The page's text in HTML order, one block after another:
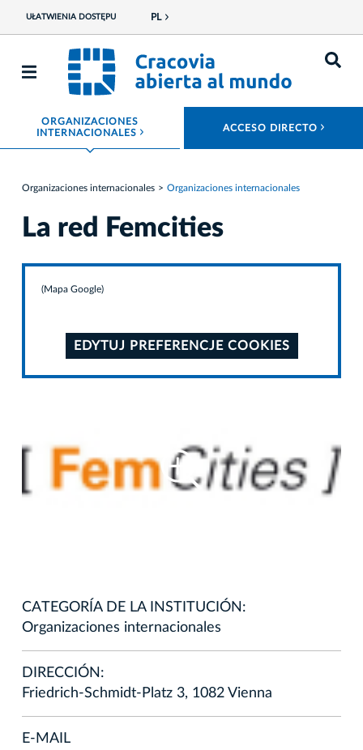
UŁATWIENIA DOSTĘPU PL
ORGANIZACIONES
INTERNACIONALES ROZWIŃ MENU ACCESO DIRECTO
Organizaciones internacionales Organizaciones internacionales
La red Femcities
(Mapa Google)
EDYTUJ PREFERENCJE COOKIES
CATEGORÍA DE LA INSTITUCIÓN:
Organizaciones internacionales
DIRECCIÓN:
Friedrich-Schmidt-Platz 3, 1082 Vienna
E-MAIL